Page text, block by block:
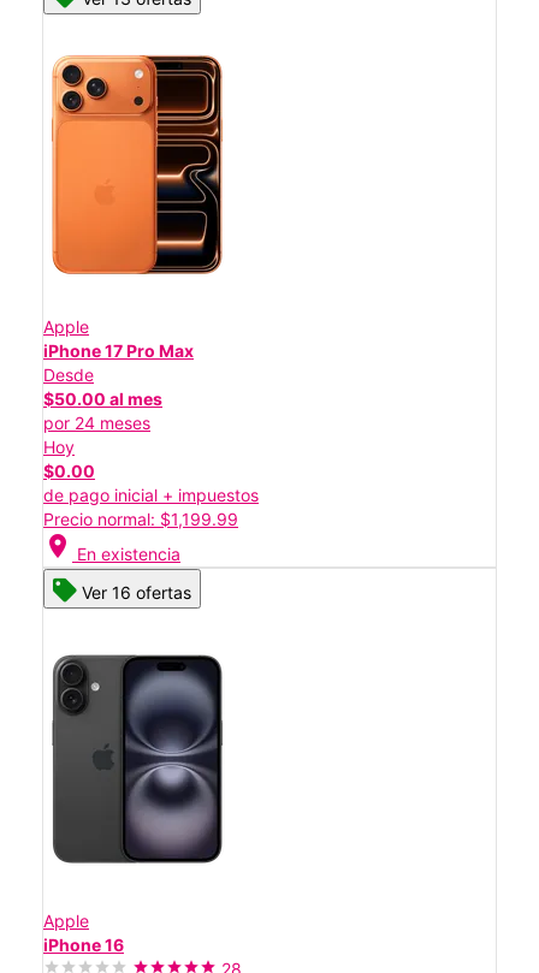
Apple
iPhone 17 Pro Max
Desde
$50.00 al mes
por 24 meses
Hoy
$0.00
de pago inicial + impuestos
Precio normal: $1,199.99
location_on En existencia
Ver 16 ofertas
Apple
iPhone 16
28